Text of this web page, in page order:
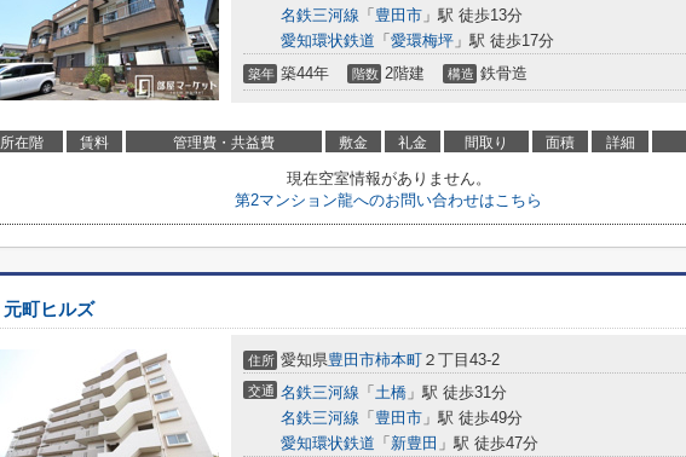
名鉄三河線 「 豊田市 」駅 徒歩13分
愛知環状鉄道 「 愛環梅坪 」駅 徒歩17分
築年 築44年 階数 2階建 構造 鉄骨造
所在階 賃料 管理費・共益費 敷金 礼金 間取り 面積 詳細
現在空室情報がありません。
第2マンション龍へのお問い合わせはこちら
元町ヒルズ
住所 愛知県豊田市柿本町 ２丁目43-2
交通 名鉄三河線 「 土橋 」駅 徒歩31分
名鉄三河線 「 豊田市 」駅 徒歩49分
愛知環状鉄道 「 新豊田 」駅 徒歩47分